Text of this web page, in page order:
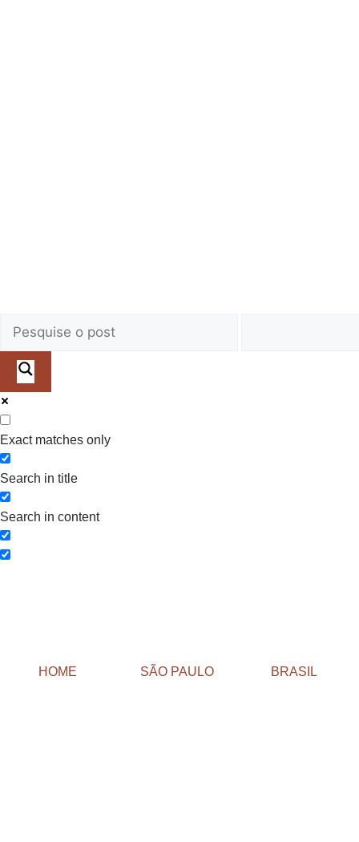
Exact matches only
Search in title
Search in content
HOME SÃO PAULO BRASIL